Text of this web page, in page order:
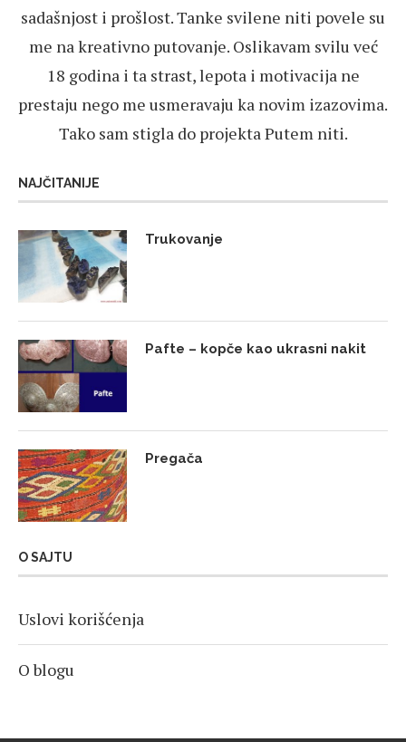
sadašnjost i prošlost. Tanke svilene niti povele su
me na kreativno putovanje. Oslikavam svilu već
18 godina i ta strast, lepota i motivacija ne
prestaju nego me usmeravaju ka novim izazovima.
Tako sam stigla do projekta Putem niti.
NAJČITANIJE
Trukovanje
Pafte – kopče kao ukrasni nakit
Pregača
O SAJTU
Uslovi korišćenja
O blogu